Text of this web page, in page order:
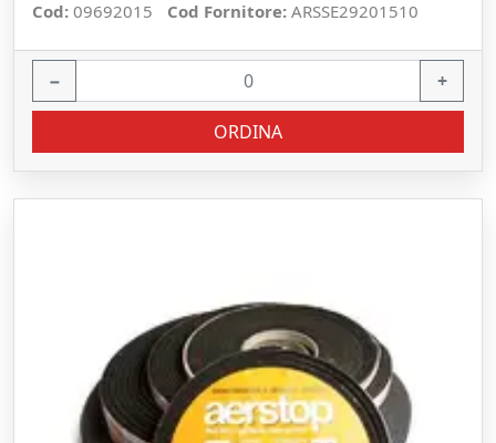
Cod: 09692015 Cod Fornitore: ARSSE29201510
− +
ORDINA